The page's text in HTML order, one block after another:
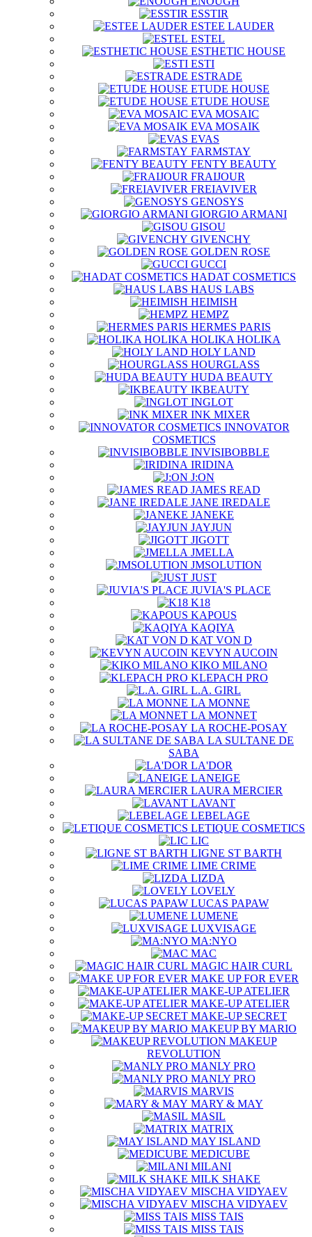
ESSTIR
ESTEE LAUDER
ESTEL
ESTHETIC HOUSE
ESTI
ESTRADE
ETUDE HOUSE
ETUDE HOUSE
EVA MOSAIC
EVA MOSAIK
EVAS
FARMSTAY
FENTY BEAUTY
FRAIJOUR
FREIAVIVER
GENOSYS
GIORGIO ARMANI
GISOU
GIVENCHY
GOLDEN ROSE
GUCCI
HADAT COSMETICS
HAUS LABS
HEIMISH
HEMPZ
HERMES PARIS
HOLIKA HOLIKA
HOLY LAND
HOURGLASS
HUDA BEAUTY
IKBEAUTY
INGLOT
INK MIXER
INNOVATOR
COSMETICS
INVISIBOBBLE
IRIDINA
J:ON
JAMES READ
JANE IREDALE
JANEKE
JAYJUN
JIGOTT
JMELLA
JMSOLUTION
JUST
JUVIA'S PLACE
K18
KAPOUS
KAQIYA
KAT VON D
KEVYN AUCOIN
KIKO MILANO
KLEPACH PRO
L.A. GIRL
LA MONNE
LA MONNET
LA ROCHE-POSAY
LA SULTANE DE
SABA
LA'DOR
LANEIGE
LAURA MERCIER
LAVANT
LEBELAGE
LETIQUE COSMETICS
LIC
LIGNE ST BARTH
LIME CRIME
LIZDA
LOVELY
LUCAS PAPAW
LUMENE
LUXVISAGE
MA:NYO
MAC
MAGIC HAIR CURL
MAKE UP FOR EVER
MAKE-UP ATELIER
MAKE-UP ATELIER
MAKE-UP SECRET
MAKEUP BY MARIO
MAKEUP
REVOLUTION
MANLY PRO
MANLY PRO
MARVIS
MARY & MAY
MASIL
MATRIX
MAY ISLAND
MEDICUBE
MILANI
MILK SHAKE
MISCHA VIDYAEV
MISCHA VIDYAEV
MISS TAIS
MISS TAIS